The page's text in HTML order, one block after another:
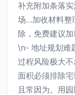
补充附加条落
场…加收材料整
除，免费建议
\n- 地址规划难
过程风险极大
面积必须排除
且常因为。用